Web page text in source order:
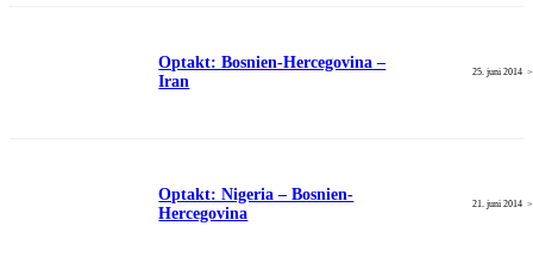
25. juni 2014
Optakt: Bosnien-Hercegovina –
Iran
21. juni 2014
Optakt: Nigeria – Bosnien-
Hercegovina